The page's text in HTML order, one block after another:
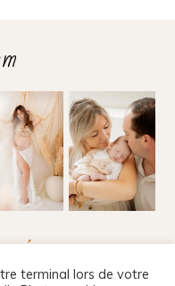
réseaux
terminal lors de votre